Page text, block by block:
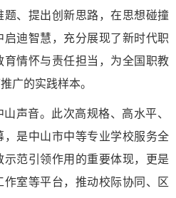
、提出创新思路，在思想碰撞
迪智慧，充分展现了新时代职
情怀与责任担当，为全国职教
广的实践样本。
声音。此次高规格、高水平、
是中山市中等专业学校服务全
示范引领作用的重要体现，更是
室等平台，推动校际协同、区